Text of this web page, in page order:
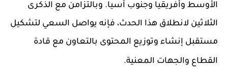
الأوسط وأفريقيا وجنوب آسيا. وبالتزامن مع الذكرى
الثلاثين لانطلاق هذا الحدث، فإنه يواصل السعي لتشكيل
مستقبل إنشاء وتوزيع المحتوى بالتعاون مع قادة
القطاع والجهات المعنية.